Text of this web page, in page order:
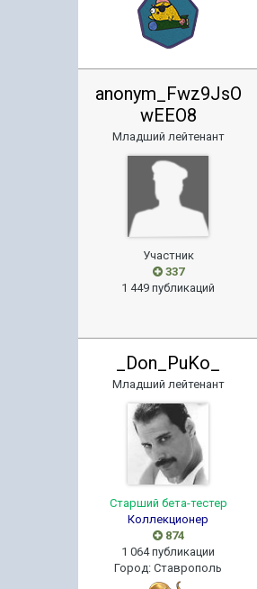
anonym_Fwz9JsO
wEEO8
Младший лейтенант
Участник
337
1 449 публикаций
_Don_PuKo_
Младший лейтенант
Старший бета-тестер
Коллекционер
874
1 064 публикации
Город:Ставрополь